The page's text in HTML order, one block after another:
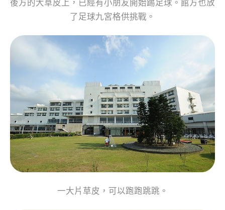
了足球九宮格供挑戰。
一大片草皮，可以跑跑跳跳。